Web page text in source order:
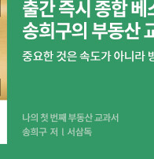
& 에디션 안내